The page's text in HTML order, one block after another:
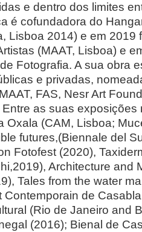
e dentro dos limites
é cofundadora do
Lisboa 2014) e em 2019
(MAAT, Lisboa) e
Fotografia. A sua obra
e privadas,
FAS, Nesr Art
as suas exposições
Oxala (CAM, Lisboa;
futures,(Biennale del
Fotofest (2020),
Architecture and
Tales from the water
Contemporain de
(Rio de Janeiro and
(2016); Bienal de